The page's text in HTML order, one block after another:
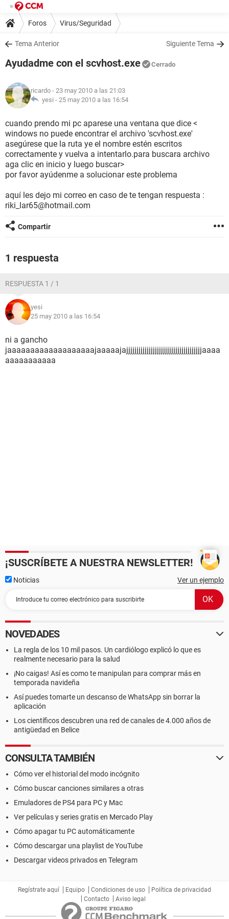
Foros Virus/Seguridad
Tema Anterior Siguiente Tema
Ayudadme con el scvhost.exe Cerrado
ricardo - 23 may 2010 a las 21:03
yesi - 25 may 2010 a las 16:54
cuando prendo mi pc aparese una ventana que dice <
windows no puede encontrar el archivo 'scvhost.exe'
asegúrese que la ruta ye el nombre estén escritos
correctamente y vuelva a intentarlo.para buscara archivo
aga clic en inicio y luego buscar>
por favor ayúdenme a solucionar este problema
aquí les dejo mi correo en caso de te tengan respuesta :
riki_lar65@hotmail.com
Compartir
1 respuesta
RESPUESTA 1 / 1
yesi
25 may 2010 a las 16:54
ni a gancho
jaaaaaaaaaaaaaaaaaaajaaaaajajjjjjjjjjjjjjjjjjjjjjjjjjjjjjjjjjjjjjaaaa
aaaaaaaaaaa
¡SUSCRÍBETE A NUESTRA NEWSLETTER!
Noticias Ver un ejemplo
NOVEDADES
La regla de los 10 mil pasos. Un cardiólogo explicó lo que es
realmente necesario para la salud
¡No caigas! Así es como te manipulan para comprar más en
temporada navideña
Así puedes tomarte un descanso de WhatsApp sin borrar la
aplicación
Los científicos descubren una red de canales de 4.000 años de
antigüedad en Belice
CONSULTA TAMBIÉN
Cómo ver el historial del modo incógnito
Cómo buscar canciones similares a otras
Emuladores de PS4 para PC y Mac
Ver películas y series gratis en Mercado Play
Cómo apagar tu PC automáticamente
Cómo descargar una playlist de YouTube
Descargar videos privados en Telegram
Regístrate aquí Equipo Condiciones de uso
Política de privacidad
Contacto
Aviso legal